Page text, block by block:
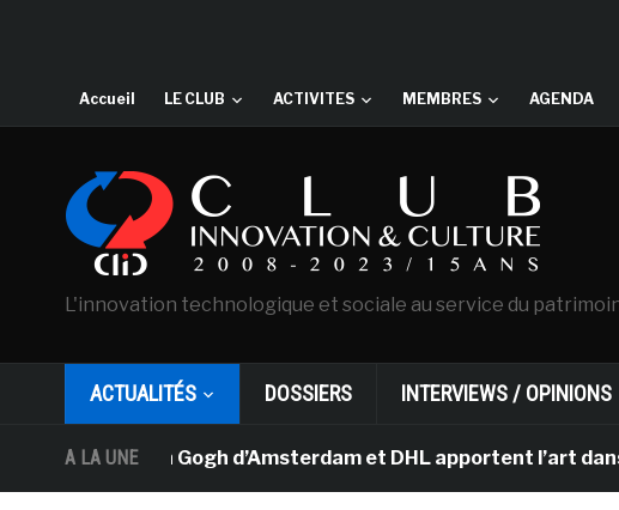
Accueil LE CLUB ACTIVITES MEMBRES AGENDA
L'innovation technologique et sociale au service du
ACTUALITÉS DOSSIERS INTERVIEWS / OPINIONS
A LA UNE
Van Gogh d’Amsterdam et DHL apportent l’art dans les